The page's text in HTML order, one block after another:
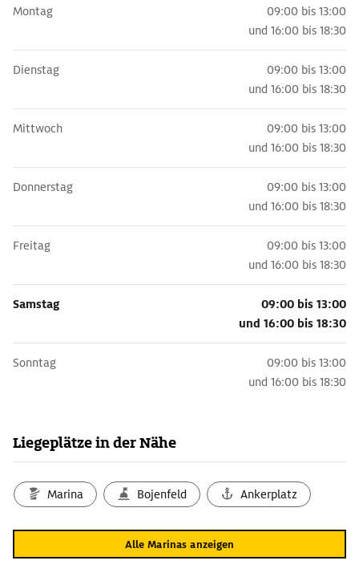
Montag
09:00 bis 13:00
und 16:00 bis 18:30
Dienstag
09:00 bis 13:00
und 16:00 bis 18:30
Mittwoch
09:00 bis 13:00
und 16:00 bis 18:30
Donnerstag
09:00 bis 13:00
und 16:00 bis 18:30
Freitag
09:00 bis 13:00
und 16:00 bis 18:30
Samstag
09:00 bis 13:00
und 16:00 bis 18:30
Sonntag
09:00 bis 13:00
und 16:00 bis 18:30
Liegeplätze in der Nähe
Marina Bojenfeld Ankerplatz
Alle Marinas anzeigen